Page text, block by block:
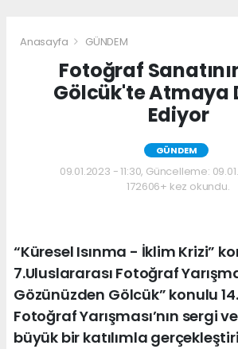
Anasayfa GÜNDEM
Fotoğraf
Gölcük'te Atmaya
Ediyor
GÜNDEM
09.01.2023 - 11:30, Güncelleme:
172606+ kez okundu.
“Küresel Isınma - İklim Krizi”
7.Uluslararası Fotoğraf
Gözünüzden Gölcük” konulu
Fotoğraf Yarışması’nın sergi
büyük bir katılımla